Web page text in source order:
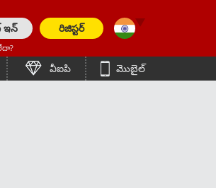
ఇన్ రిజిస్టర్
English
వీఐపి మొబైల్